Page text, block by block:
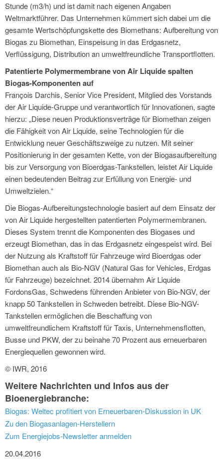
Stunde (m3/h) und ist damit nach eigenen Angaben
Weltmarktführer. Das Unternehmen kümmert sich dabei um die
gesamte Wertschöpfungskette des Biomethans: Aufbereitung von
Biogas zu Biomethan, Einspeisung in das Erdgasnetz,
Verflüssigung, Distribution an umweltfreundliche Transportflotten.
Patentierte Polymermembrane von Air Liquide spalten
Biogas-Komponenten auf
François Darchis, Senior Vice President, Mitglied des Vorstands
der Air Liquide-Gruppe und verantwortlich für Innovationen, sagte
hierzu: „Diese neuen Produktionsverträge für Biomethan zeigen
die Fähigkeit von Air Liquide, seine Technologien für die
Entwicklung neuer Geschäftszweige zu nutzen. Mit seiner
Positionierung in der gesamten Kette, von der Biogasaufbereitung
bis zur Versorgung von Bioerdgas-Tankstellen, leistet Air Liquide
einen bedeutenden Beitrag zur Erfüllung von Energie- und
Umweltzielen.“
Die Biogas-Aufbereitungstechnologie basiert auf dem Einsatz der
von Air Liquide hergestellten patentierten Polymermembranen.
Dieses System trennt die Komponenten des Biogases und
erzeugt Biomethan, das in das Erdgasnetz eingespeist wird. Bei
der Nutzung als Kraftstoff für Fahrzeuge wird Bioerdgas oder
Biomethan auch als Bio-NGV (Natural Gas for Vehicles, Erdgas
für Fahrzeuge) bezeichnet. 2014 übernahm Air Liquide
FordonsGas, Schwedens führenden Anbieter von Bio-NGV, der
knapp 50 Tankstellen in Schweden betreibt. Diese Bio-NGV-
Tankstellen ermöglichen die Beschaffung von
umweltfreundlichem Kraftstoff für Taxis, Unternehmensflotten,
Busse und PKW, der zu beinahe 70 Prozent aus erneuerbaren
Energiequellen gewonnen wird.
© IWR, 2016
Weitere Nachrichten und Infos aus der
Bioenergiebranche:
Biogas: Weltec profitiert von Erneuerbaren-Diskussion in UK
Zu den Biogasanlagen-Herstellern
Zum Energiejobs-Newsletter anmelden
20.04.2016